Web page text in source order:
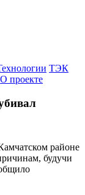
ТЭК
О проекте
районе
будучи